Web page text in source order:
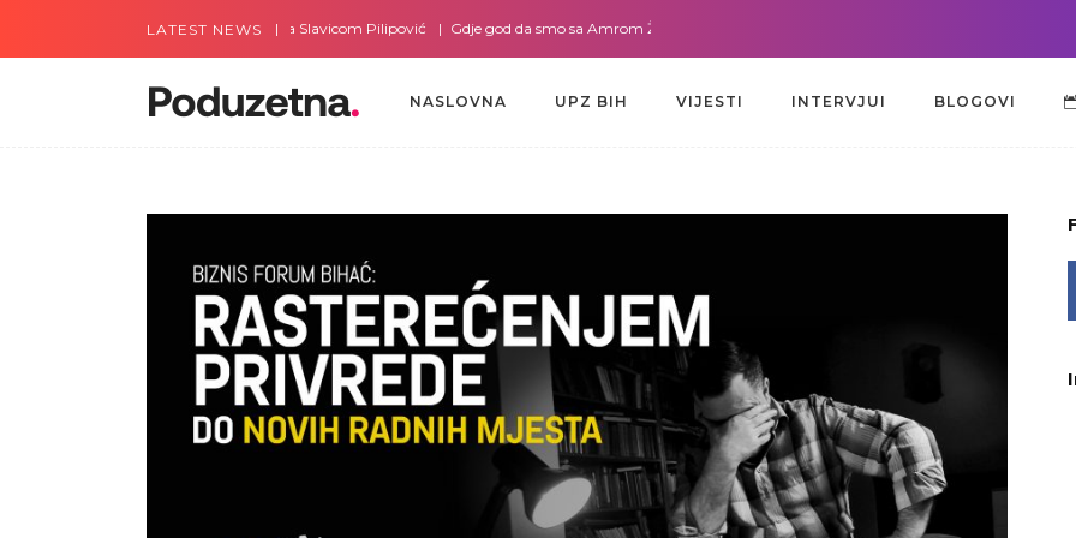
LATEST NEWS
Gdje god da smo sa Slavicom Pilipović Gdje god da smo sa Amrom Žužić-Bećirbegović
NASLOVNA UPZ BIH VIJESTI INTERVJUI BLOGOVI
NASLOVNA UPZ BIH